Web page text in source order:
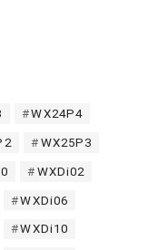
WX24P4
WX25P3
WXDi02
WXDi06
WXDi10